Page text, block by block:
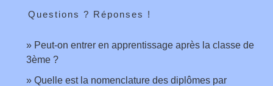
Questions ? Réponses !
Peut-on entrer en apprentissage après la classe de
3ème ?
Quelle est la nomenclature des diplômes par